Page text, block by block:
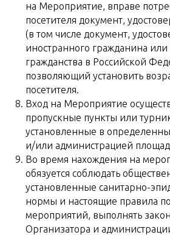
на Мероприятие, вправе
посетителя документ,
(в том числе документ,
иностранного гражданина или
гражданства в Российской
позволяющий установить
посетителя.
Вход на Мероприятие
пропускные пункты или
установленные в
и/или администрацией
Во время нахождения на
обязуется соблюдать
установленные санитарно-
нормы и настоящие правила
мероприятий, выполнять
Организатора и